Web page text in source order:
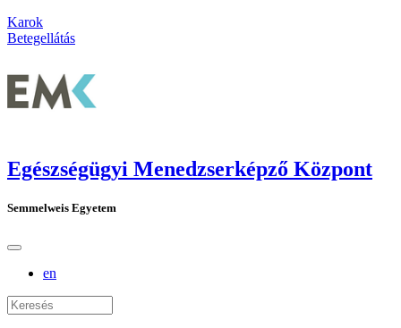
Karok
Betegellátás
Egészségügyi Menedzserképző Központ
Semmelweis Egyetem
en